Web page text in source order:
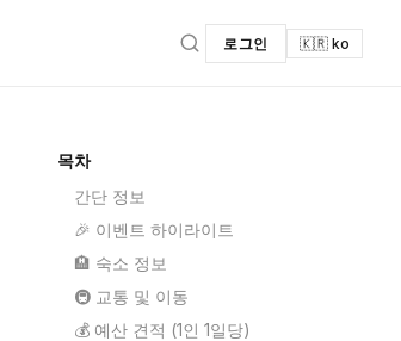
로그인 🇰🇷 ko
목차
간단 정보
🎉 이벤트 하이라이트
🏨 숙소 정보
🚇 교통 및 이동
💰 예산 견적 (1인 1일당)